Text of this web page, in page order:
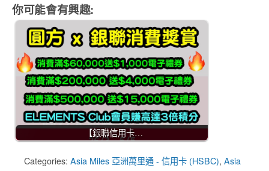
你可能會有興趣:
【銀聯信用卡…
Categories: Asia Miles 亞洲萬里通 - 信用卡 (HSBC), Asia